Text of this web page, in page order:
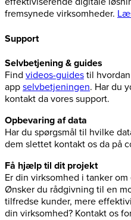
fremsynede virksomheder.
Support
Selvbetjening & guides
Find videos-guides til
app selvbetjeningen. Har du
kontakt da vores support.
Opbevaring af data
Har du spørgsmål til hvilke
dem slettet kontakt os da på
Få hjælp til dit projekt
Er din virksomhed i tanker
Ønsker du rådgivning til en
tilfredse kunder, mere
din virksomhed? Kontakt os